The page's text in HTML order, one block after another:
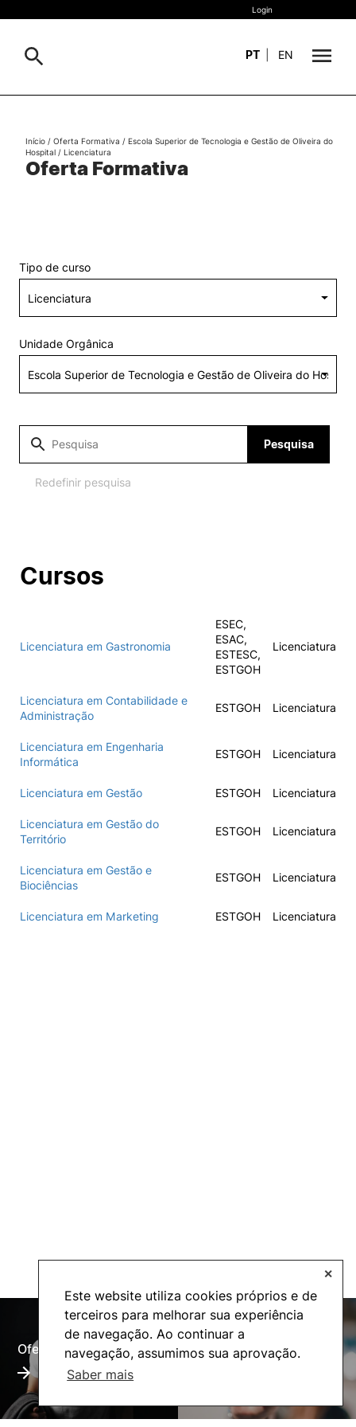
Este website utiliza cookies próprios e de
terceiros para melhorar sua experiência
de navegação. Ao continuar a
navegação, assumimos sua aprovação.
Saber mais
✕
Estudar
II&D e Empresas
Ação Social
Magazine
Login
PT EN
Pesquisa
Oferta Formativa
Início / Oferta Formativa / Escola Superior de Tecnologia e Gestão de Oliveira do
Hospital / Licenciatura
Tipo de curso
Unidade Orgânica
Pesquisa
Redefinir pesquisa
Cursos
Licenciatura em Gastronomia
ESEC,
ESAC,
ESTESC,
ESTGOH
Licenciatura
Licenciatura em Contabilidade e
Administração
ESTGOH Licenciatura
Licenciatura em Engenharia
Informática
ESTGOH Licenciatura
Licenciatura em Gestão ESTGOH Licenciatura
Licenciatura em Gestão do
Território
ESTGOH Licenciatura
Licenciatura em Gestão e
Biociências
ESTGOH Licenciatura
Licenciatura em Marketing ESTGOH Licenciatura
Oferta Formativa Alumni